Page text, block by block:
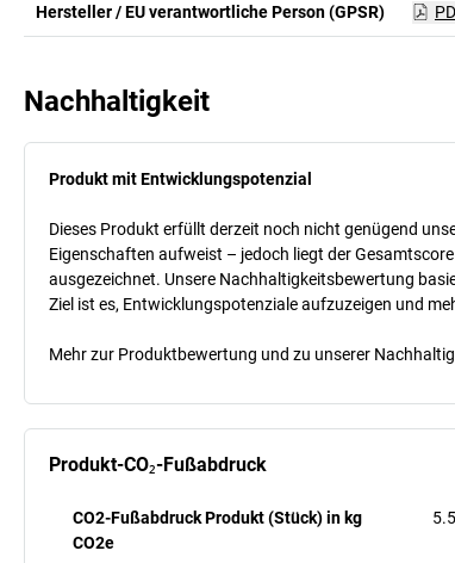
Hersteller / EU verantwortliche Person (GPSR)
Nachhaltigkeit
Produkt mit Entwicklungspotenzial
Dieses Produkt erfüllt derzeit noch nicht genügend
Eigenschaften aufweist – jedoch liegt der
ausgezeichnet. Unsere Nachhaltigkeitsbewertung
Ziel ist es, Entwicklungspotenziale aufzuzeigen und
Mehr zur Produktbewertung und zu unserer
Produkt-CO₂-Fußabdruck
CO2-Fußabdruck Produkt (Stück) in kg
CO2e